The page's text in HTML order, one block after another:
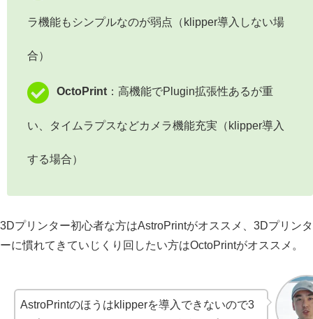
ラ機能もシンプルなのが弱点（klipper導入しない場
合）
OctoPrint ：高機能でPlugin拡張性あるが重
い、タイムラプスなどカメラ機能充実（klipper導入
する場合）
3Dプリンター初心者な方はAstroPrintがオススメ、3Dプリンタ
ーに慣れてきていじくり回したい方はOctoPrintがオススメ。
AstroPrintのほうはklipperを導入できないので3